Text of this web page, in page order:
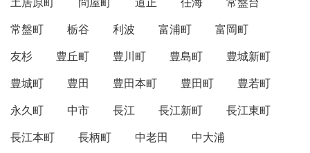
常盤町
栃谷 利波 富浦町
富岡町
友杉
豊丘町 豊川町 豊島町
豊城新町
豊城町
豊田 豊田本町 豊田町
豊若町
永久町
中市 長江 長江新町
長江東町
長江本町
長柄町 中老田
中大浦